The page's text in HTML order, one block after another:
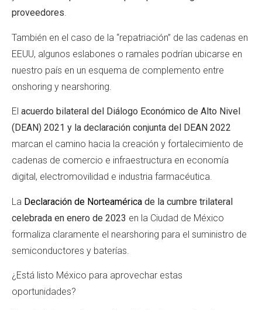
proveedores.
También en el caso de la “repatriación” de las cadenas en
EEUU, algunos eslabones o ramales podrían ubicarse en
nuestro país en un esquema de complemento entre
onshoring y nearshoring.
El acuerdo bilateral del Diálogo Económico de Alto Nivel
(DEAN) 2021 y la declaración conjunta del DEAN 2022
marcan el camino hacia la creación y fortalecimiento de
cadenas de comercio e infraestructura en economía
digital, electromovilidad e industria farmacéutica.
La Declaración de Norteamérica de la cumbre trilateral
celebrada en enero de 2023 en la Ciudad de México
formaliza claramente el nearshoring para el suministro de
semiconductores y baterías.
¿Está listo México para aprovechar estas
oportunidades?